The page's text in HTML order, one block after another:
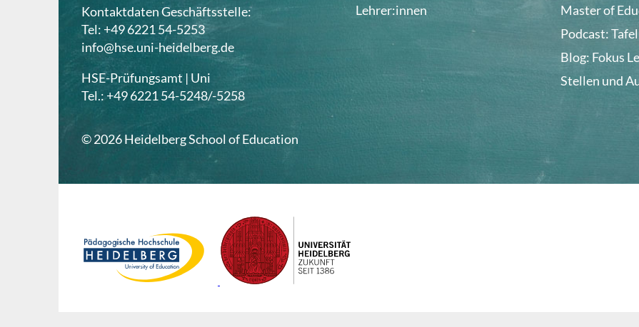
Kontaktdaten Geschäftsstelle:
Tel: +49 6221 54-5253
info@hse.uni-heidelberg.de
HSE-Prüfungsamt | Uni
Tel.: +49 6221 54-5248/-5258
Lehrer:innen
Master of
Podcast:
Blog: Fokus
Stellen und
© 2026 Heidelberg School of Education